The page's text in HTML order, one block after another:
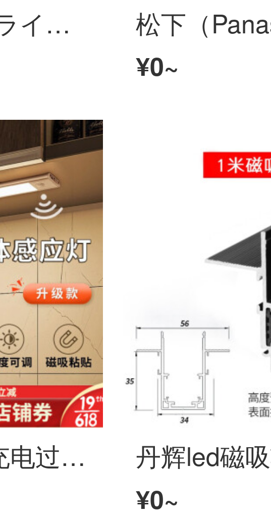
斯曜 シーリングライトランプ套餐三室两厅简约現代大气LED组合卧室灯全屋客厅灯家用ランプ套餐组合 套餐十【两室两厅】
¥0~
松潮感应灯人体充电过道走廊灯led灯条卧室床头灯超薄橱柜卫生间灯磁吸免布线光控长续航 暖光 【升级款】23cm+亮度可调+光控可调+常亮+人体
¥0~